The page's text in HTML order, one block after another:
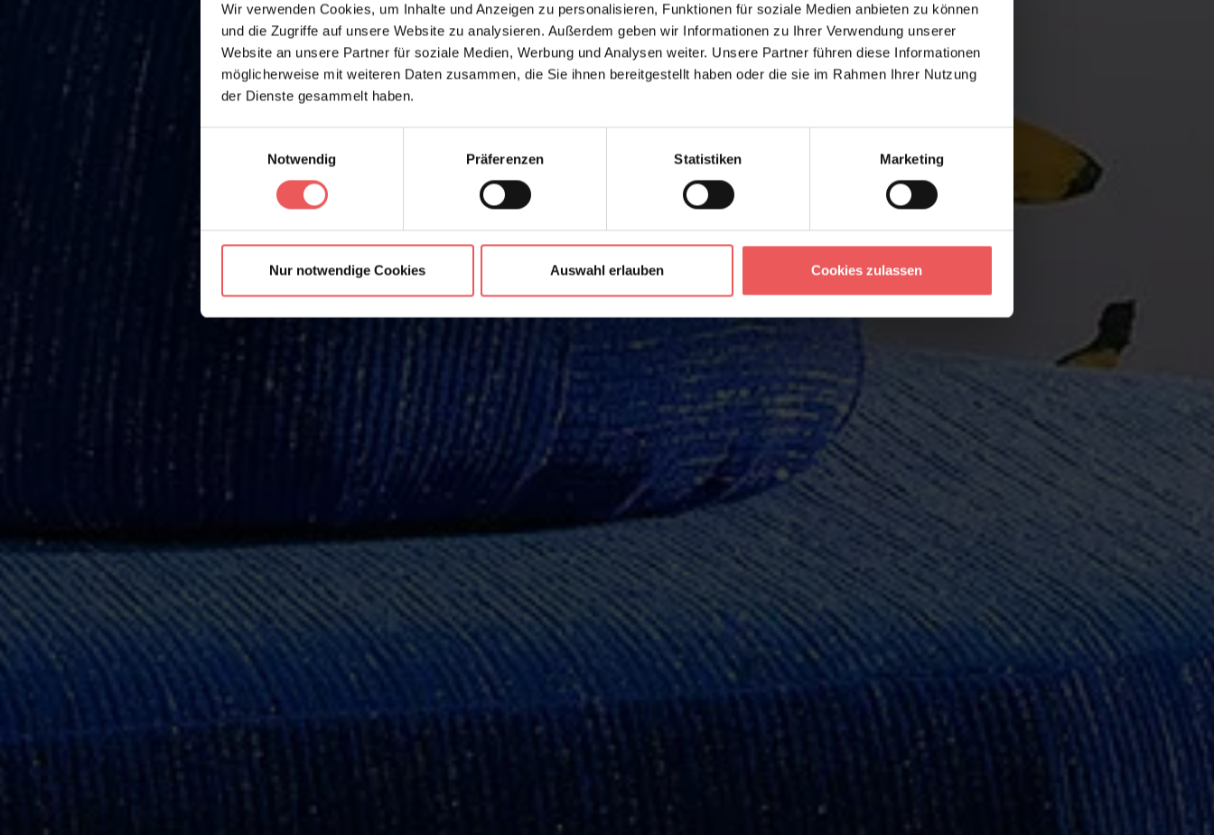
Wir verwenden Cookies, um Inhalte und Anzeigen zu personalisieren, Funktionen für soziale Medien anbieten zu können
und die Zugriffe auf unsere Website zu analysieren. Außerdem geben wir Informationen zu Ihrer Verwendung unserer
Website an unsere Partner für soziale Medien, Werbung und Analysen weiter. Unsere Partner führen diese Informationen
möglicherweise mit weiteren Daten zusammen, die Sie ihnen bereitgestellt haben oder die sie im Rahmen Ihrer Nutzung
der Dienste gesammelt haben.
Notwendig
Präferenzen Statistiken Marketing
Nur notwendige Cookies Auswahl erlauben Cookies zulassen